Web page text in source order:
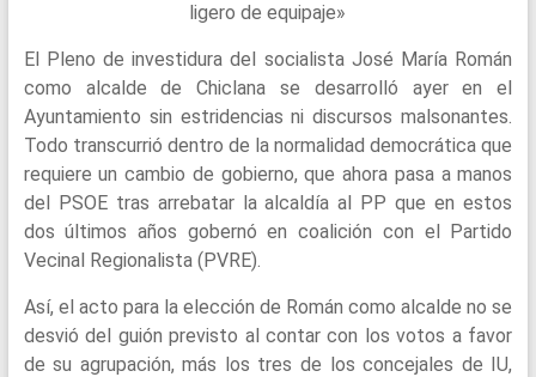
ligero de equipaje»
El Pleno de investidura del socialista José María Román
como alcalde de Chiclana se desarrolló ayer en el
Ayuntamiento sin estridencias ni discursos malsonantes.
Todo transcurrió dentro de la normalidad democrática que
requiere un cambio de gobierno, que ahora pasa a manos
del PSOE tras arrebatar la alcaldía al PP que en estos
dos últimos años gobernó en coalición con el Partido
Vecinal Regionalista (PVRE).
Así, el acto para la elección de Román como alcalde no se
desvió del guión previsto al contar con los votos a favor
de su agrupación, más los tres de los concejales de IU,